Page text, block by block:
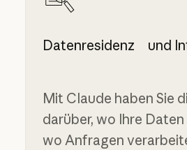
Datenresidenz und
Mit Claude haben Sie
darüber, wo Ihre
wo Anfragen